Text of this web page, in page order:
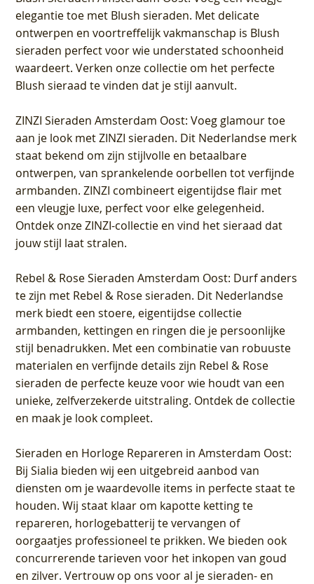
elegantie toe met Blush sieraden. Met delicate
ontwerpen en voortreffelijk vakmanschap is Blush
sieraden perfect voor wie understated schoonheid
waardeert. Verken onze collectie om het perfecte
Blush sieraad te vinden dat je stijl aanvult.
ZINZI Sieraden Amsterdam Oost: Voeg glamour toe
aan je look met ZINZI sieraden. Dit Nederlandse merk
staat bekend om zijn stijlvolle en betaalbare
ontwerpen, van sprankelende oorbellen tot verfijnde
armbanden. ZINZI combineert eigentijdse flair met
een vleugje luxe, perfect voor elke gelegenheid.
Ontdek onze ZINZI-collectie en vind het sieraad dat
jouw stijl laat stralen.
Rebel & Rose Sieraden Amsterdam Oost: Durf anders
te zijn met Rebel & Rose sieraden. Dit Nederlandse
merk biedt een stoere, eigentijdse collectie
armbanden, kettingen en ringen die je persoonlijke
stijl benadrukken. Met een combinatie van robuuste
materialen en verfijnde details zijn Rebel & Rose
sieraden de perfecte keuze voor wie houdt van een
unieke, zelfverzekerde uitstraling. Ontdek de collectie
en maak je look compleet.
Sieraden en Horloge Repareren in Amsterdam Oost:
Bij Sialia bieden wij een uitgebreid aanbod van
diensten om je waardevolle items in perfecte staat te
houden. Wij staat klaar om kapotte ketting te
repareren, horlogebatterij te vervangen of
oorgaatjes professioneel te prikken. We bieden ook
concurrerende tarieven voor het inkopen van goud
en zilver. Vertrouw op ons voor al je sieraden- en